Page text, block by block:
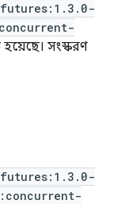
হয়েছে। সংস্করণ